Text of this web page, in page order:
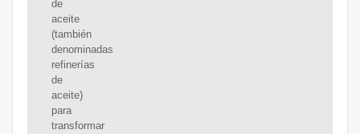
de
aceite
(también
denominadas
refinerías
de
aceite)
para
transformar